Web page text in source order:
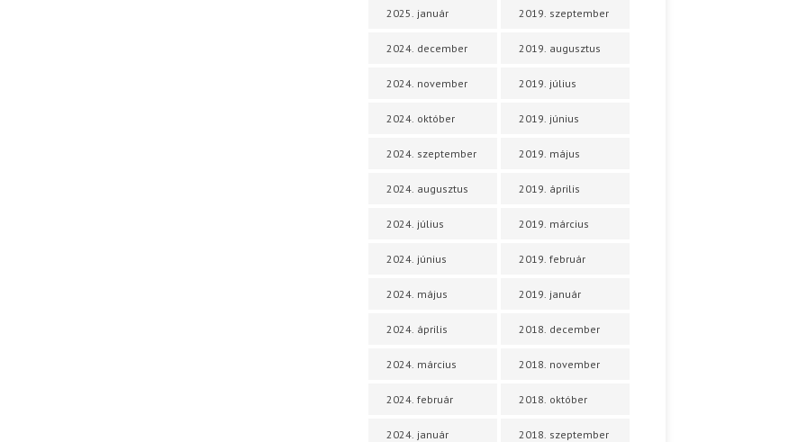
2025. január
2024. december
2024. november
2024. október
2024. szeptember
2024. augusztus
2024. július
2024. június
2024. május
2024. április
2024. március
2024. február
2024. január
2019. szeptember
2019. augusztus
2019. július
2019. június
2019. május
2019. április
2019. március
2019. február
2019. január
2018. december
2018. november
2018. október
2018. szeptember